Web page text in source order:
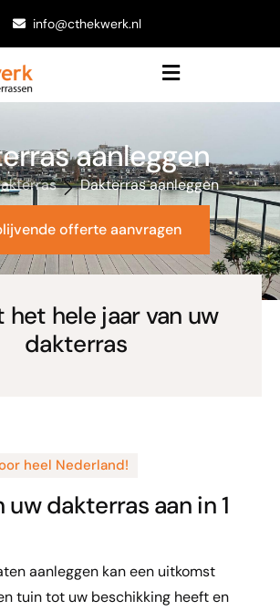
info@cthekwerk.nl
aanleggen
Dakterras aanleggen
offerte aanvragen
het hele jaar van uw
dakterras
heel Nederland!
uw dakterras aan in 1
aanleggen kan een uitkomst
tuin tot uw beschikking heeft en